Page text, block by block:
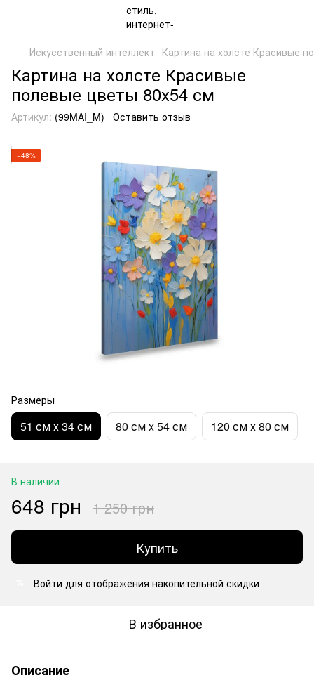
Искусственный интеллект Картина на холсте Красивые
Картина на холсте Красивые
полевые цветы 80x54 см
Артикул: (99MAI_M) Оставить отзыв
−48%
Размеры
51 см x 34 см 80 см x 54 см 120 см x 80 см
В наличии
648 грн 1 250 грн
Купить
Войти для отображения накопительной скидки
В избранное
Описание